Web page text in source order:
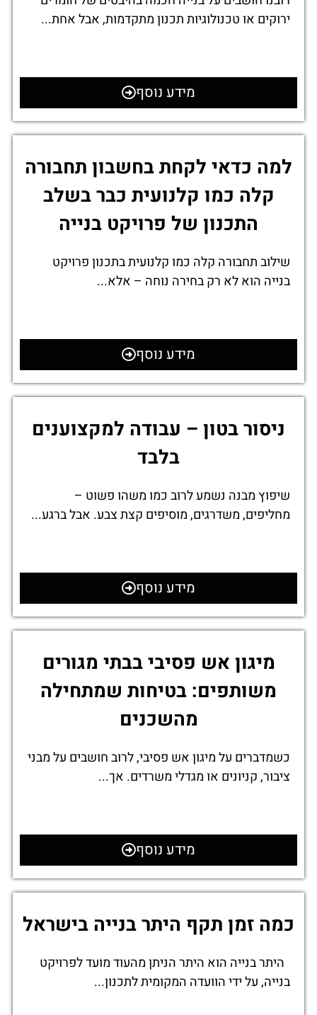
ירוקים או טכנולוגיות תכנון מתקדמות, אבל אחת...
מידע נוסף
למה כדאי לקחת בחשבון תחבורה
קלה כמו קלנועית כבר בשלב
התכנון של פרויקט בנייה
שילוב תחבורה קלה כמו קלנועית בתכנון פרויקט
בנייה הוא לא רק בחירה נוחה – אלא...
מידע נוסף
ניסור בטון – עבודה למקצוענים
בלבד
שיפוץ מבנה נשמע לרוב כמו משהו פשוט –
מחליפים, משדרגים, מוסיפים קצת צבע. אבל ברגע...
מידע נוסף
מיגון אש פסיבי בבתי מגורים
משותפים: בטיחות שמתחילה
מהשכנים
כשמדברים על מיגון אש פסיבי, לרוב חושבים על מבני
ציבור, קניונים או מגדלי משרדים. אך...
מידע נוסף
כמה זמן תקף היתר בנייה בישראל
היתר בנייה הוא היתר הניתן מהעוד מועד לפרויקט
בנייה, על ידי הוועדה המקומית לתכנון...